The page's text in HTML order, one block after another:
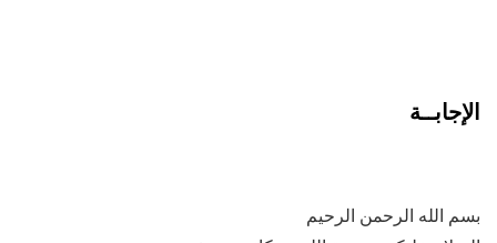
الإجابــة
بسم الله الرحمن الرحيم